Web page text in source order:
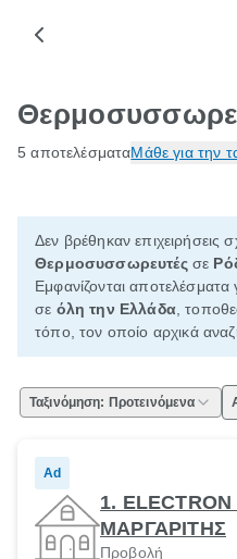
5 αποτελέσματαΜάθε για την
Δεν βρέθηκαν επιχειρήσεις
Θερμοσυσσωρευτέςσε
Εμφανίζονται αποτελέσματα
σε όλη την Ελλάδα,
τόπο, τον οποίο αρχικά
Ταξινόμηση: Προτεινόμενα
Ad
1.
ΜΑΡΓΑΡΙΤΗΣ
Προβολή